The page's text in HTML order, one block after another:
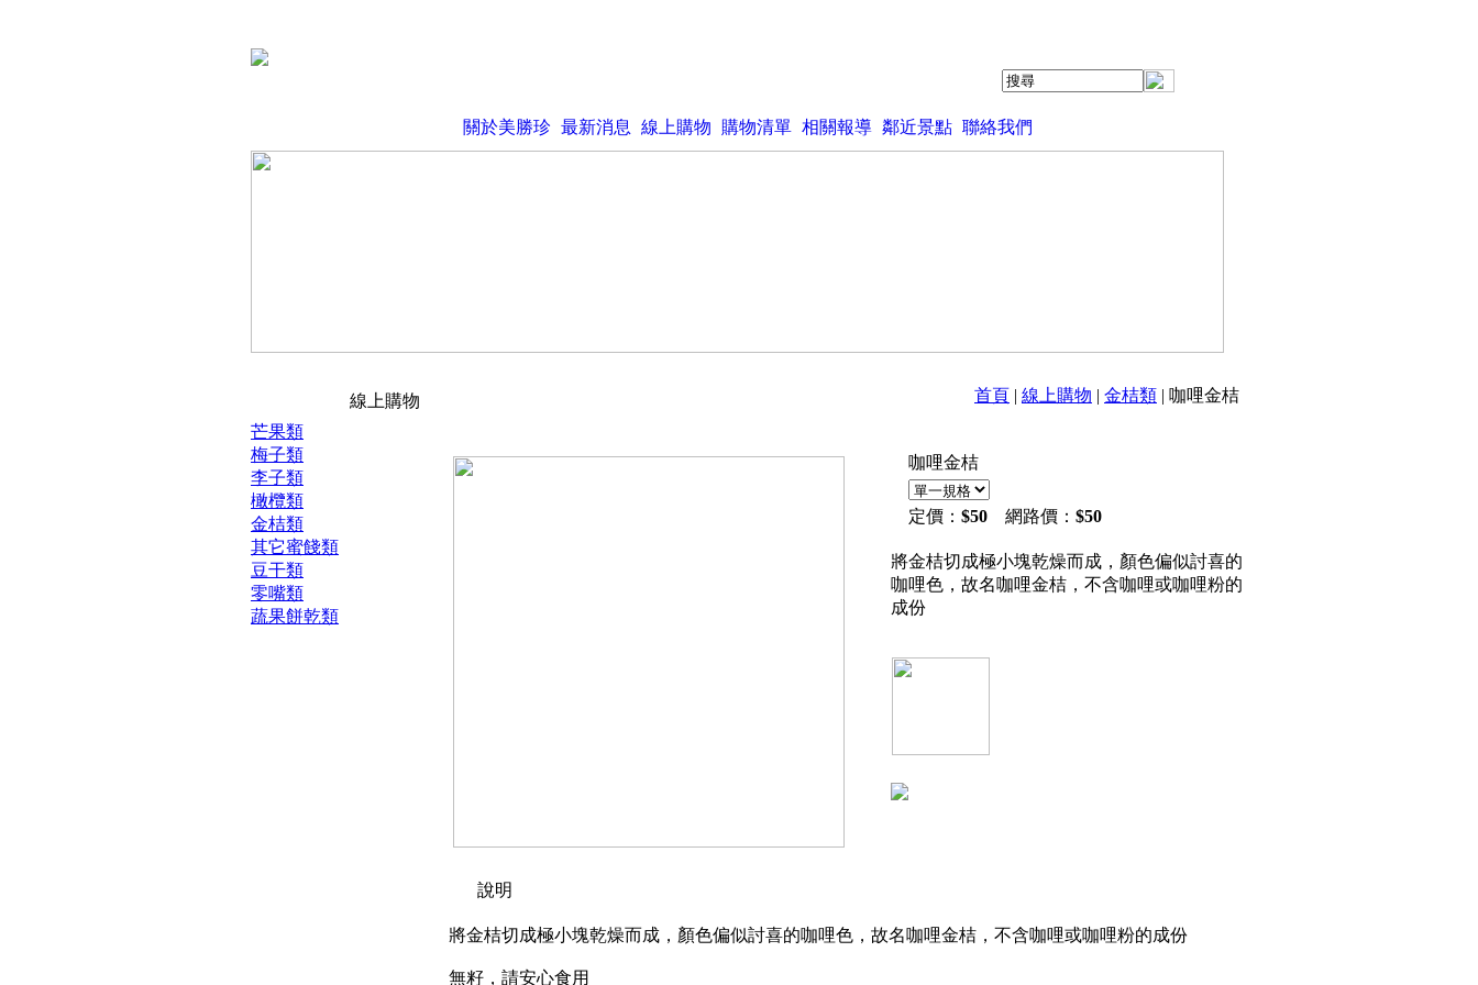
關於美勝珍 最新消息 線上購物 購物清單 相關報導 鄰近景點 聯絡我們
線上購物 首頁 | 線上購物 | 金桔類 | 咖哩金桔
芒果類
梅子類
李子類
橄欖類
金桔類
其它蜜餞類
豆干類
零嘴類
蔬果餅乾類
咖哩金桔
定價： $50 網路價： $50
將金桔切成極小塊乾燥而成，顏色偏似討喜的
咖哩色，故名咖哩金桔，不含咖哩或咖哩粉的
成份
說明
將金桔切成極小塊乾燥而成，顏色偏似討喜的咖哩色，故名咖哩金桔，不含咖哩或咖哩粉的成份
無籽，請安心食用